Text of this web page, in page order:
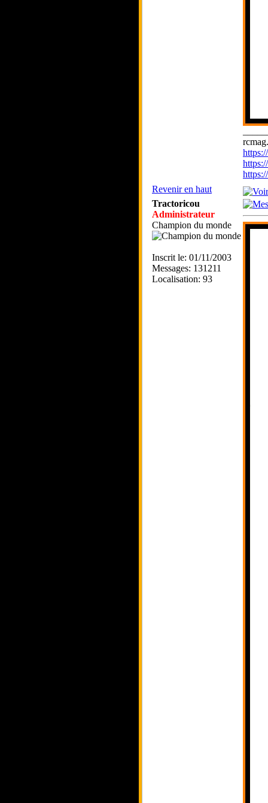
Revenir en haut
Tractoricou
Administrateur
Champion du monde
Inscrit le: 01/11/2003
Messages: 131211
Localisation: 93